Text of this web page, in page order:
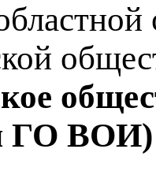
ГО ВОИ)